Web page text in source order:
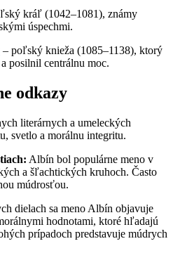
kráľ (1042–1081), známy
úspechmi.
– poľský knieža (1085–1138), ktorý
posilnil centrálnu moc.
odkazy
literárnych a umeleckých
svetlo a morálnu integritu.
Albín bol populárne meno v
a šľachtických kruhoch. Často
múdrosťou.
dielach sa meno Albín objavuje
hodnotami, ktoré hľadajú
prípadoch predstavuje múdrych